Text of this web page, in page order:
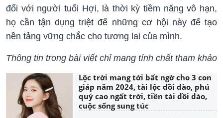
đối với người tuổi Hợi, là thời kỳ tiềm năng vô hạn,
họ cần tận dụng triệt để những cơ hội này để tạo
nền tảng vững chắc cho tương lai của mình.
Thông tin trong bài viết chỉ mang tính chất tham khảo
Lộc trời mang tới bất ngờ cho 3 con
giáp năm 2024, tài lộc dồi dào, phú
quý cao ngất trời, tiền tài dồi dào,
cuộc sống sung túc